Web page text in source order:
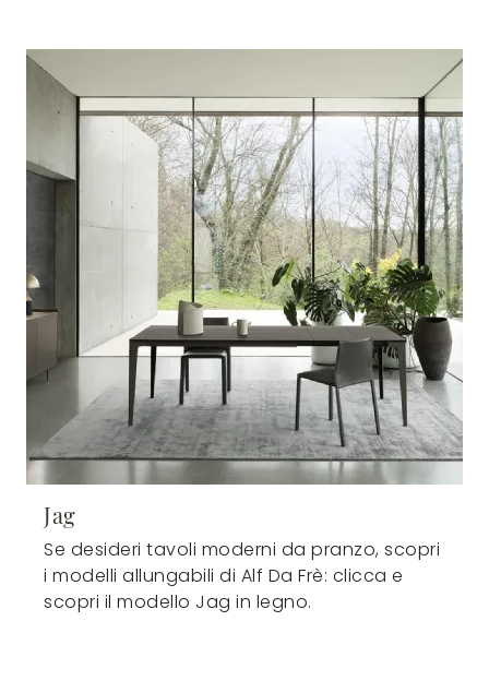
Jag
Se desideri tavoli moderni da pranzo, scopri
i modelli allungabili di Alf Da Frè: clicca e
scopri il modello Jag in legno.